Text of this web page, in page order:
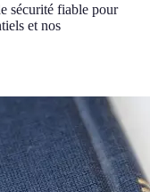
sécurité fiable pour
et nos